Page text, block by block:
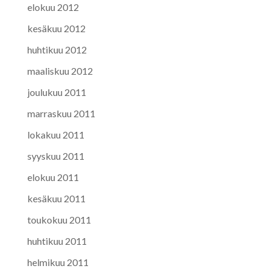
elokuu 2012
kesäkuu 2012
huhtikuu 2012
maaliskuu 2012
joulukuu 2011
marraskuu 2011
lokakuu 2011
syyskuu 2011
elokuu 2011
kesäkuu 2011
toukokuu 2011
huhtikuu 2011
helmikuu 2011